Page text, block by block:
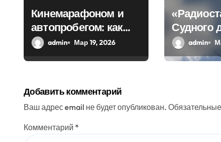
а
п
с
я
м
Кинемарафоном и
автопробегом: как
Севастополь
admin Мар 19, 2026
Судного
admin
Добавить комментарий
Ваш адрес email не будет опубликован.
Комментарий *